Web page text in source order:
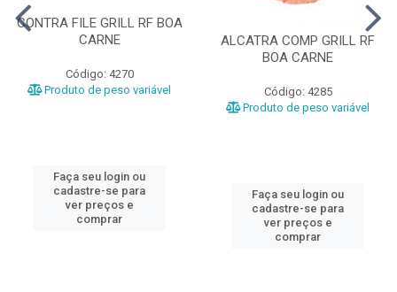
CONTRA FILE GRILL RF BOA
CARNE
Código: 4270
Produto de peso variável
Faça seu login ou
cadastre-se para
ver preços e
comprar
ALCATRA COMP GRILL RF
BOA CARNE
Código: 4285
Produto de peso variável
Faça seu login ou
cadastre-se para
ver preços e
comprar